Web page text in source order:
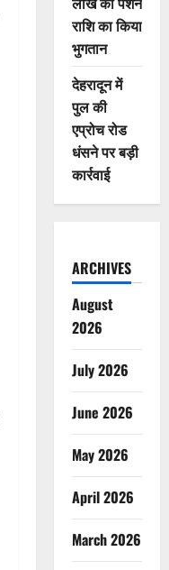
राशि का किया
भुगतान
देहरादून में
पुल की
एप्रोच रोड
धंसने पर बड़ी
कार्रवाई
ARCHIVES
August
2026
July 2026
June 2026
May 2026
April 2026
March 2026